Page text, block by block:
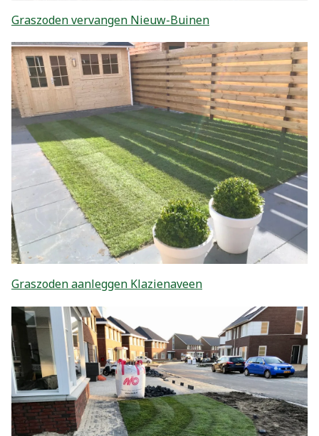
Graszoden vervangen Nieuw-Buinen
Graszoden aanleggen Klazienaveen